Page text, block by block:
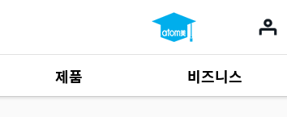
제품
제품 자료685
비즈니스
사업 자료165